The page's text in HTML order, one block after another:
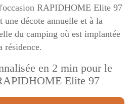
RAPIDHOME Elite 97
une décote annuelle et à la
du camping où est implantée
résidence.
en 2 min pour le
Elite 97